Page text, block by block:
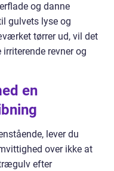
og danne
gulvets lyse og
tørrer ud, vil det
revner og
en
lever du
over ikke at
efter